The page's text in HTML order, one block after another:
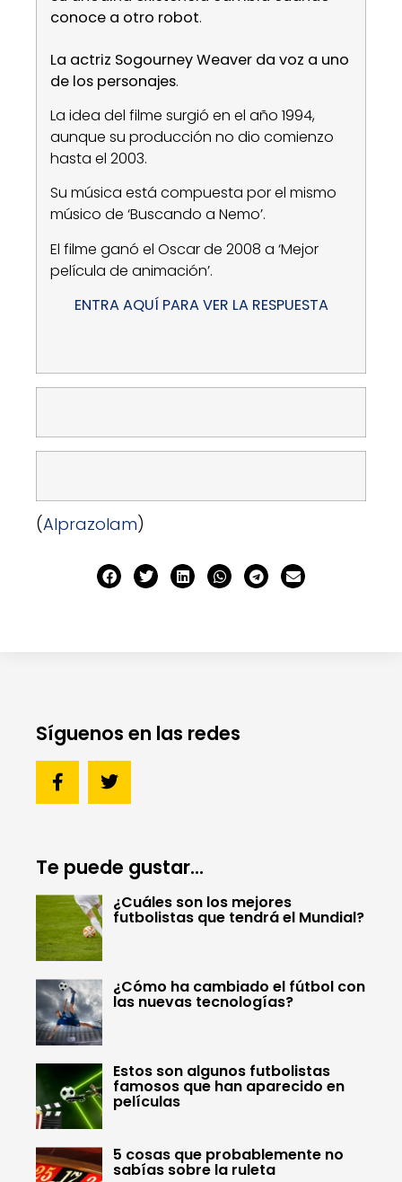
conoce a otro robot.
La actriz Sogourney Weaver da voz a uno
de los personajes.
La idea del filme surgió en el año 1994,
aunque su producción no dio comienzo
hasta el 2003.
Su música está compuesta por el mismo
músico de ‘Buscando a Nemo’.
El filme ganó el Oscar de 2008 a ‘Mejor
película de animación’.
ENTRA AQUÍ PARA VER LA RESPUESTA
(Alprazolam)
Síguenos en las redes
Te puede gustar...
¿Cuáles son los mejores
futbolistas que tendrá el Mundial?
¿Cómo ha cambiado el fútbol con
las nuevas tecnologías?
Estos son algunos futbolistas
famosos que han aparecido en
películas
5 cosas que probablemente no
sabías sobre la ruleta